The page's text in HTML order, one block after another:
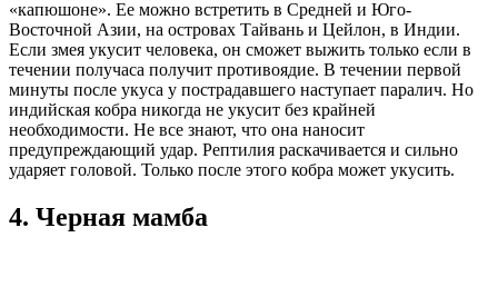
«капюшоне». Ее можно встретить в Средней и Юго-
Восточной Азии, на островах Тайвань и Цейлон, в Индии.
Если змея укусит человека, он сможет выжить только если в
течении получаса получит противоядие. В течении первой
минуты после укуса у пострадавшего наступает паралич. Но
индийская кобра никогда не укусит без крайней
необходимости. Не все знают, что она наносит
предупреждающий удар. Рептилия раскачивается и сильно
ударяет головой. Только после этого кобра может укусить.
4. Черная мамба